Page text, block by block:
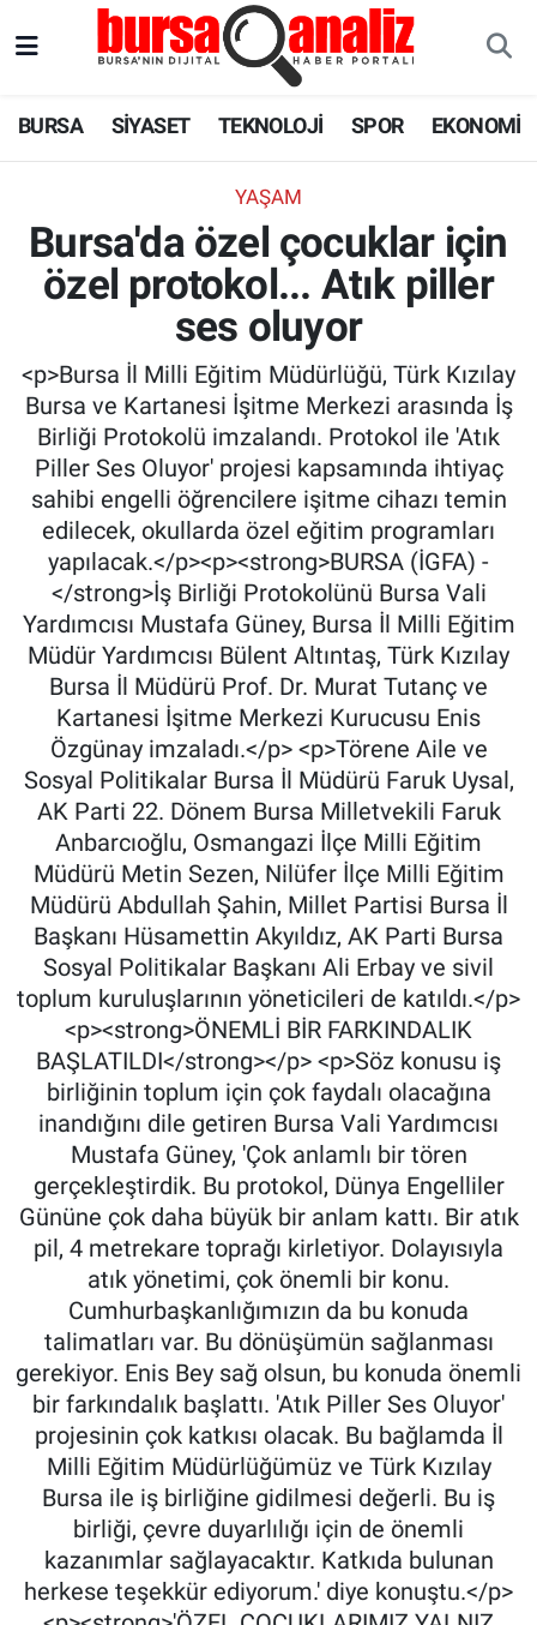
BURSA SİYASET TEKNOLOJİ SPOR EKONOMİ
YAŞAM
Bursa'da özel çocuklar için
özel protokol... Atık piller
ses oluyor
<p>Bursa İl Milli Eğitim Müdürlüğü, Türk Kızılay
Bursa ve Kartanesi İşitme Merkezi arasında İş
Birliği Protokolü imzalandı. Protokol ile 'Atık
Piller Ses Oluyor' projesi kapsamında ihtiyaç
sahibi engelli öğrencilere işitme cihazı temin
edilecek, okullarda özel eğitim programları
yapılacak.</p><p><strong>BURSA (İGFA) -
</strong>İş Birliği Protokolünü Bursa Vali
Yardımcısı Mustafa Güney, Bursa İl Milli Eğitim
Müdür Yardımcısı Bülent Altıntaş, Türk Kızılay
Bursa İl Müdürü Prof. Dr. Murat Tutanç ve
Kartanesi İşitme Merkezi Kurucusu Enis
Özgünay imzaladı.</p> <p>Törene Aile ve
Sosyal Politikalar Bursa İl Müdürü Faruk Uysal,
AK Parti 22. Dönem Bursa Milletvekili Faruk
Anbarcıoğlu, Osmangazi İlçe Milli Eğitim
Müdürü Metin Sezen, Nilüfer İlçe Milli Eğitim
Müdürü Abdullah Şahin, Millet Partisi Bursa İl
Başkanı Hüsamettin Akyıldız, AK Parti Bursa
Sosyal Politikalar Başkanı Ali Erbay ve sivil
toplum kuruluşlarının yöneticileri de katıldı.</p>
<p><strong>ÖNEMLİ BİR FARKINDALIK
BAŞLATILDI</strong></p> <p>Söz konusu iş
birliğinin toplum için çok faydalı olacağına
inandığını dile getiren Bursa Vali Yardımcısı
Mustafa Güney, 'Çok anlamlı bir tören
gerçekleştirdik. Bu protokol, Dünya Engelliler
Gününe çok daha büyük bir anlam kattı. Bir atık
pil, 4 metrekare toprağı kirletiyor. Dolayısıyla
atık yönetimi, çok önemli bir konu.
Cumhurbaşkanlığımızın da bu konuda
talimatları var. Bu dönüşümün sağlanması
gerekiyor. Enis Bey sağ olsun, bu konuda önemli
bir farkındalık başlattı. 'Atık Piller Ses Oluyor'
projesinin çok katkısı olacak. Bu bağlamda İl
Milli Eğitim Müdürlüğümüz ve Türk Kızılay
Bursa ile iş birliğine gidilmesi değerli. Bu iş
birliği, çevre duyarlılığı için de önemli
kazanımlar sağlayacaktır. Katkıda bulunan
herkese teşekkür ediyorum.' diye konuştu.</p>
SPOR
SAĞLIK
ASTROLOJİ
BLOG
Süper Lig Puan Durumu ve Fikstür
Tüm Manşetler
Son Dakika Haberleri
Haber Arşivi